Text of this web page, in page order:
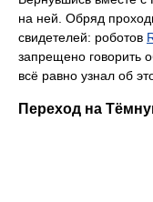
на ней. Обряд
свидетелей: роботов
запрещено говорить
всё равно узнал об
Переход на